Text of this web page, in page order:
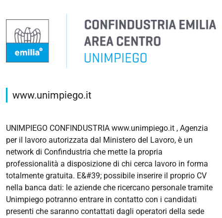
www.unimpiego.it
UNIMPIEGO CONFINDUSTRIA www.unimpiego.it , Agenzia
per il lavoro autorizzata dal Ministero del Lavoro, è un
network di Confindustria che mette la propria
professionalità a disposizione di chi cerca lavoro in forma
totalmente gratuita. E&#39; possibile inserire il proprio CV
nella banca dati: le aziende che ricercano personale tramite
Unimpiego potranno entrare in contatto con i candidati
presenti che saranno contattati dagli operatori della sede